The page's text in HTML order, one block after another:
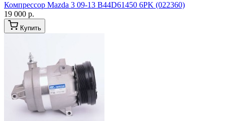
Компрессор Mazda 3 09-13 B44D61450 6PK (022360)
19 000 р.
Купить